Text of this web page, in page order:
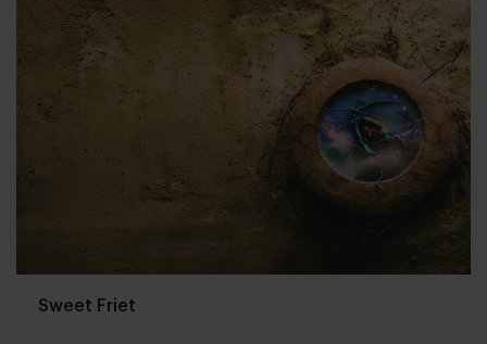
Sweet Friet